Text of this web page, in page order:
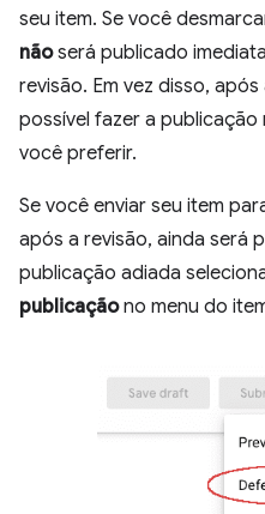
seu item. Se você
nãoserá publicado
revisão. Em vez disso,
possível fazer a
você preferir.
Se você enviar seu item
após a revisão, ainda será
publicação adiada
publicaçãono menu do